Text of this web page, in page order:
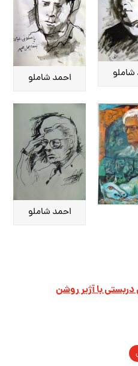
احمد شاملو
احمد شاملو
دربستی با آژیر روشن